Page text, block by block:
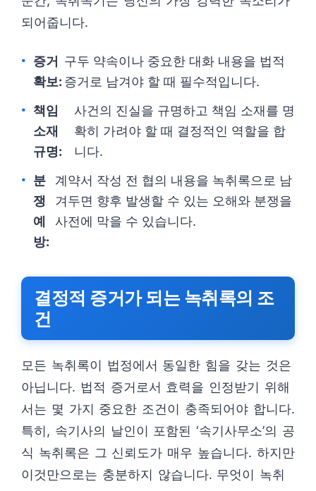
되어줍니다.
증거
확보:
구두 약속이나 중요한 대화 내용을 법적
증거로 남겨야 할 때 필수적입니다.
책임
소재
규명:
사건의 진실을 규명하고 책임 소재를 명
확히 가려야 할 때 결정적인 역할을 합
니다.
분
쟁
예
방:
계약서 작성 전 협의 내용을 녹취록으로 남
겨두면 향후 발생할 수 있는 오해와 분쟁을
사전에 막을 수 있습니다.
결정적 증거가 되는 녹취록의 조
건
모든 녹취록이 법정에서 동일한 힘을 갖는 것은
아닙니다. 법적 증거로서 효력을 인정받기 위해
서는 몇 가지 중요한 조건이 충족되어야 합니다.
특히, 속기사의 날인이 포함된 ‘속기사무소’의 공
식 녹취록은 그 신뢰도가 매우 높습니다. 하지만
이것만으로는 충분하지 않습니다. 무엇이 녹취